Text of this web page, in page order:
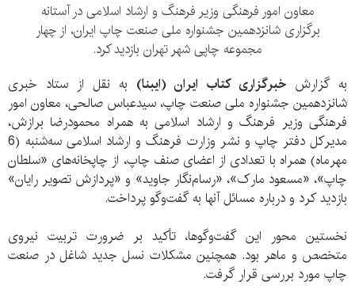
معاون امور فرهنگی وزیر فرهنگ و ارشاد اسلامی در آستانه
برگزاری شانزدهمین جشنواره ملی صنعت چاپ ایران، از چهار
مجموعه چاپی شهر تهران بازدید کرد.
به گزارش خبرگزاری کتاب ایران (ایبنا) به نقل از ستاد خبری
شانزدهمین جشنواره ملی صنعت چاپ، سیدعباس صالحی، معاون امور
فرهنگی وزیر فرهنگ و ارشاد اسلامی به همراه محمودرضا برازش،
مدیرکل دفتر چاپ و نشر وزارت فرهنگ و ارشاد اسلامی سه‌شنبه (6
مهرماه) همراه با تعدادی از اعضای صنف چاپ، از چاپخانه‌های «سلطان
چاپ»، «مسعود مارک»، «رسام‌نگار جاوید» و «پردازش تصویر رایان»
بازدید کرد و درباره مسائل آنها به گفت‌وگو پرداخت.
نخستین محور این گفت‌و‌گوها، تأکید بر ضرورت تربیت نیروی
متخصص و ماهر بود. همچنین مشکلات نسل جدید شاغل در صنعت
چاپ مورد بررسی قرار گرفت.